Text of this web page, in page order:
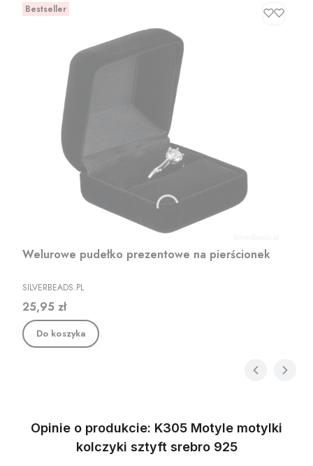
Bestseller
Welurowe pudełko prezentowe na pierścionek
PRODUCENT
SILVERBEADS.PL
Cena
25,95 zł
Do koszyka
Opinie o produkcie: K305 Motyle motylki
kolczyki sztyft srebro 925